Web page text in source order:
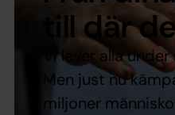
till där
Vi lever alla
Men just nu
miljoner